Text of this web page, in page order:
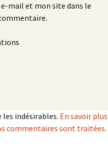
mail et mon site dans le
indésirables. En savoir plus
commentaires sont traitées.